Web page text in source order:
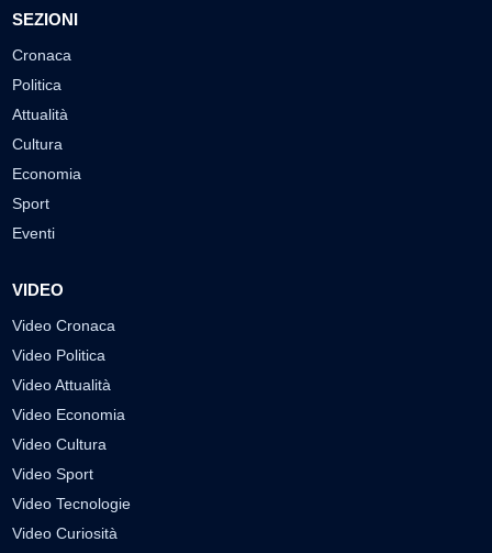
SEZIONI
Cronaca
Politica
Attualità
Cultura
Economia
Sport
Eventi
VIDEO
Video Cronaca
Video Politica
Video Attualità
Video Economia
Video Cultura
Video Sport
Video Tecnologie
Video Curiosità